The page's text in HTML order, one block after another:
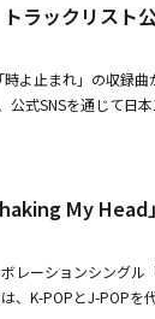
でしか見ること
ィへのご参加を心よ
DAY IN JAPAN」
に参加したシンガ
プライズに会場の熱
感じる特別感を描
かなか言えない少
た感情を周りの人達
を、「結局、デート
。このように、恋
歌詞的遊戯で表現
心にバズを生み出
ラックリスト
よ止まれ」の収録
式SNSを通じて日
のタイトル曲「
される。タイトル曲
クリエイターの紫
をそのまま宝石箱
、「全方向美少女
）がトップラインの
My Head
レーションシングル
、K-POPとJ-POPを